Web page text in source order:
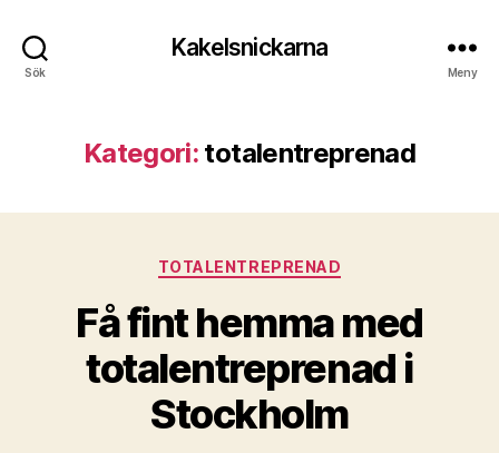
Sök
Kakelsnickarna
Meny
Kategori: totalentreprenad
Kategorier
TOTALENTREPRENAD
Få fint hemma med
totalentreprenad i
Stockholm